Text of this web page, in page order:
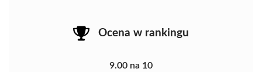
Ocena w rankingu
9.00 na 10